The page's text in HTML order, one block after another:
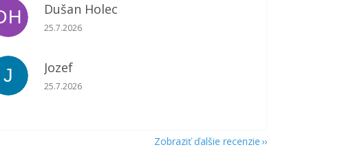
Dušan Holec
Hodnotenie obchodu je 5 z 5 hviezdičiek.
25.7.2026
J Jozef
Hodnotenie obchodu je 5 z 5 hviezdičiek.
25.7.2026
Zobraziť ďalšie recenzie